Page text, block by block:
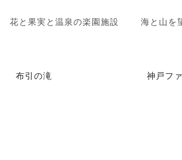
花と果実と温泉の楽園施設 海と山を
布引の滝 神戸フ